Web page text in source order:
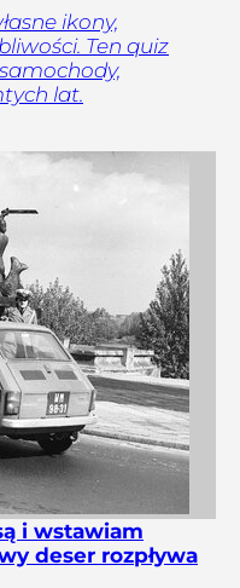
ikony,
Ten quiz
lat.
i wstawiam
deser rozpływa